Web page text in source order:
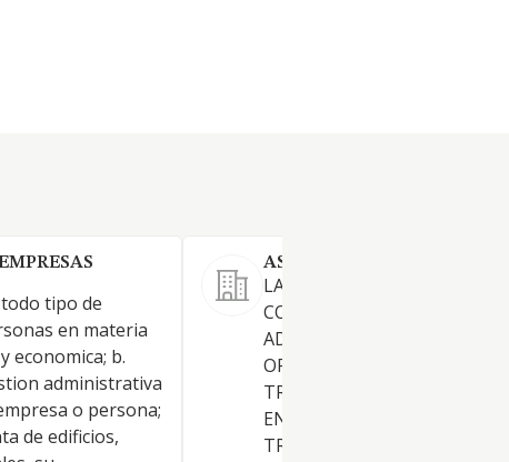
tipo de
en materia
economica; b.
administrativa
o persona;
de edificios,
ASESORIA CATALAN FABO
LAS ACTIVIDADES
CON: SERVICIOS
ADMINISTRATIVOS,
ORGANIZACION DE
TRAMITACION DE
EN MINISTERIOS,
TRAFICO, ORGANISMOS